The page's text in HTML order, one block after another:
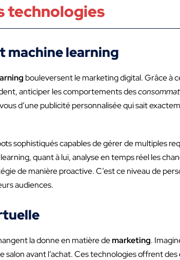
technologies
machine learning
bouleversent le marketing digital. Grâce à
anticiper les comportements des
d’une publicité personnalisée qui sait
sophistiqués capables de gérer de multiples
quant à lui, analyse en temps réel les
de manière proactive. C’est ce niveau de
audiences.
la donne en matière demarketing.
salon avant l’achat. Ces technologies offrent des